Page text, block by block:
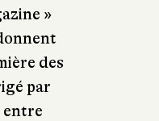
»
des
par